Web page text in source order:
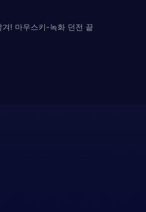
! 마우스키-녹화 던전 끝